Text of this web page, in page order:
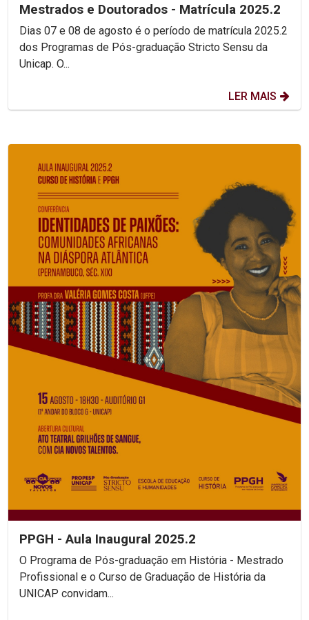
Mestrados e Doutorados - Matrícula 2025.2
Dias 07 e 08 de agosto é o período de matrícula 2025.2
dos Programas de Pós-graduação Stricto Sensu da
Unicap. O...
LER MAIS
PPGH - Aula Inaugural 2025.2
O Programa de Pós-graduação em História - Mestrado
Profissional e o Curso de Graduação de História da
UNICAP convidam...